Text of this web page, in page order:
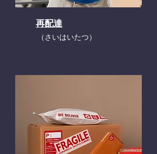
再配達
​（さいはいたつ）